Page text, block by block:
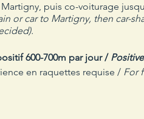
puis co-voiturage
or car to Martigny, then car-
600-700m par jour /Positive
en raquettes requise / For